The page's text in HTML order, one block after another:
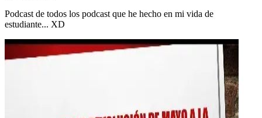
Podcast de todos los podcast que he hecho en mi vida de
estudiante... XD